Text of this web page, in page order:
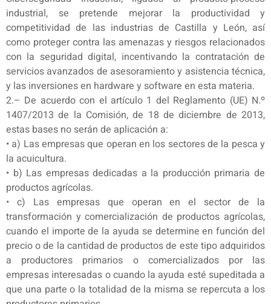
industrial, se pretende mejorar la productividad y
competitividad de las industrias de Castilla y León, así
como proteger contra las amenazas y riesgos relacionados
con la seguridad digital, incentivando la contratación de
servicios avanzados de asesoramiento y asistencia técnica,
y las inversiones en hardware y software en esta materia.
2.– De acuerdo con el artículo 1 del Reglamento (UE) N.º
1407/2013 de la Comisión, de 18 de diciembre de 2013,
estas bases no serán de aplicación a:
• a) Las empresas que operan en los sectores de la pesca y
la acuicultura.
• b) Las empresas dedicadas a la producción primaria de
productos agrícolas.
• c) Las empresas que operan en el sector de la
transformación y comercialización de productos agrícolas,
cuando el importe de la ayuda se determine en función del
precio o de la cantidad de productos de este tipo adquiridos
a productores primarios o comercializados por las
empresas interesadas o cuando la ayuda esté supeditada a
que una parte o la totalidad de la misma se repercuta a los